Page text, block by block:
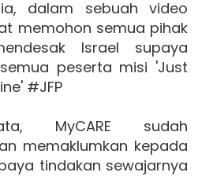
dalam sebuah video
memohon semua pihak
Israel supaya
peserta misi 'Just
#JFP
MyCARE sudah
memaklumkan kepada
tindakan sewajarnya